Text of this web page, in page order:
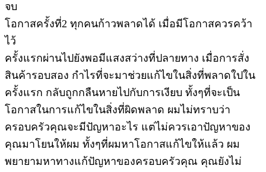
จบ
โอกาสครั้งที่2 ทุกคนก้าวพลาดได้ เมื่อมีโอกาสควรคว้า
ไว้
ครั้งแรกผ่านไปยังพอมีแสงสว่างที่ปลายทาง เมื่อการสั่ง
สินค้ารอบสอง กำไรที่จะมาช่วยแก้ไขในสิ่งที่พลาดใปใน
ครั้งแรก กลับถูกกลืนหายไปกับการเงียบ ทั้งๆที่จะเป็น
โอกาสในการแก้ไขในสิ่งที่ผิดพลาด ผมไม่ทราบว่า
ครอบครัวคุณจะมีปัญหาอะไร แต่ไม่ควรเอาปัญหาของ
คุณมาโยนให้ผม ทั้งๆที่ผมหาโอกาสแก้ไขให้แล้ว ผม
พยายามหาทางแก้ปัญหาของครอบครัวคุณ คุณยังไม่